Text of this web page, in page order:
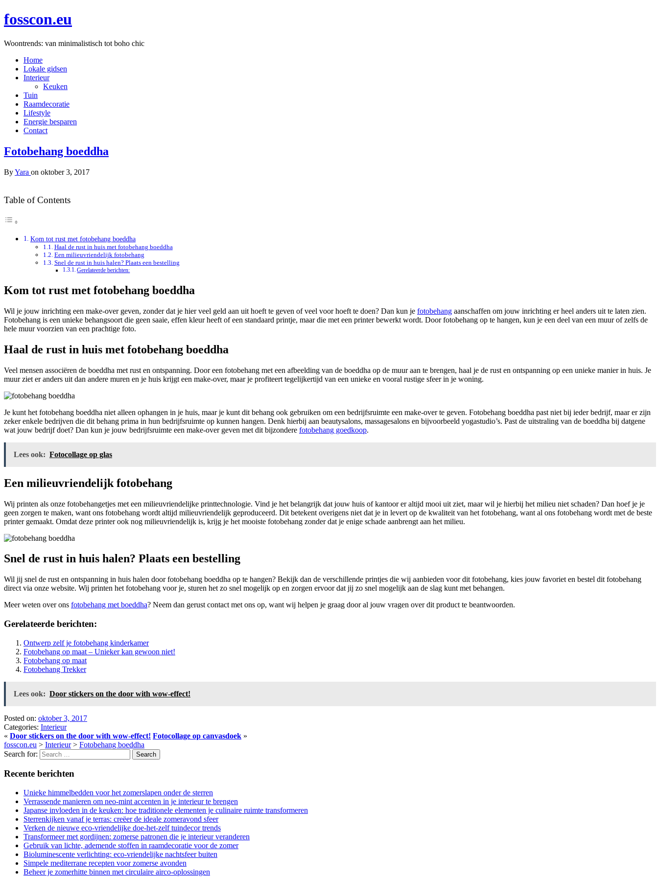
fosscon.eu
Woontrends: van minimalistisch tot boho chic
Home
Lokale gidsen
Interieur
Keuken
Tuin
Raamdecoratie
Lifestyle
Energie besparen
Contact
Fotobehang boeddha
ByYara on oktober 3, 2017
Table of Contents
Kom tot rust met fotobehang boeddha
Haal de rust in huis met fotobehang boeddha
Een milieuvriendelijk fotobehang
Snel de rust in huis halen? Plaats een bestelling
Gerelateerde berichten:
Kom tot rust met fotobehang boeddha
Wil je jouw inrichting een make-over geven, zonder dat je hier veel geld aan uit hoeft te geven of veel voor hoeft te doen? Dan kun je fotobehang aanschaffen om jouw inrichting er heel anders uit te laten zien.
Fotobehang is een unieke behangsoort die geen saaie, effen kleur heeft of een standaard printje, maar die met een printer bewerkt wordt. Door fotobehang op te hangen, kun je een deel van een muur of zelfs de
hele muur voorzien van een prachtige foto.
Haal de rust in huis met fotobehang boeddha
Veel mensen associëren de boeddha met rust en ontspanning. Door een fotobehang met een afbeelding van de boeddha op de muur aan te brengen, haal je de rust en ontspanning op een unieke manier in huis. Je
muur ziet er anders uit dan andere muren en je huis krijgt een make-over, maar je profiteert tegelijkertijd van een unieke en vooral rustige sfeer in je woning.
Je kunt het fotobehang boeddha niet alleen ophangen in je huis, maar je kunt dit behang ook gebruiken om een bedrijfsruimte een make-over te geven. Fotobehang boeddha past niet bij ieder bedrijf, maar er zijn
zeker enkele bedrijven die dit behang prima in hun bedrijfsruimte op kunnen hangen. Denk hierbij aan beautysalons, massagesalons en bijvoorbeeld yogastudio’s. Past de uitstraling van de boeddha bij datgene
wat jouw bedrijf doet? Dan kun je jouw bedrijfsruimte een make-over geven met dit bijzondere fotobehang goedkoop.
Lees ook: Fotocollage op glas
Een milieuvriendelijk fotobehang
Wij printen als onze fotobehangetjes met een milieuvriendelijke printtechnologie. Vind je het belangrijk dat jouw huis of kantoor er altijd mooi uit ziet, maar wil je hierbij het milieu niet schaden? Dan hoef je je
geen zorgen te maken, want ons fotobehang wordt altijd milieuvriendelijk geproduceerd. Dit betekent overigens niet dat je in levert op de kwaliteit van het fotobehang, want al ons fotobehang wordt met de beste
printer gemaakt. Omdat deze printer ook nog milieuvriendelijk is, krijg je het mooiste fotobehang zonder dat je enige schade aanbrengt aan het milieu.
Snel de rust in huis halen? Plaats een bestelling
Wil jij snel de rust en ontspanning in huis halen door fotobehang boeddha op te hangen? Bekijk dan de verschillende printjes die wij aanbieden voor dit fotobehang, kies jouw favoriet en bestel dit fotobehang
direct via onze website. Wij printen het fotobehang voor je, sturen het zo snel mogelijk op en zorgen ervoor dat jij zo snel mogelijk aan de slag kunt met behangen.
Meer weten over ons fotobehang met boeddha? Neem dan gerust contact met ons op, want wij helpen je graag door al jouw vragen over dit product te beantwoorden.
Gerelateerde berichten:
Ontwerp zelf je fotobehang kinderkamer
Fotobehang op maat – Unieker kan gewoon niet!
Fotobehang op maat
Fotobehang Trekker
Lees ook: Door stickers on the door with wow-effect!
Posted on: oktober 3, 2017
Categories: Interieur
« Door stickers on the door with wow-effect! Fotocollage op canvasdoek »
fosscon.eu > Interieur> Fotobehang boeddha
Search for:
Recente berichten
Unieke himmelbedden voor het zomerslapen onder de sterren
Verrassende manieren om neo-mint accenten in je interieur te brengen
Japanse invloeden in de keuken: hoe traditionele elementen je culinaire ruimte transformeren
Sterrenkijken vanaf je terras: creëer de ideale zomeravond sfeer
Verken de nieuwe eco-vriendelijke doe-het-zelf tuindecor trends
Transformeer met gordijnen: zomerse patronen die je interieur veranderen
Gebruik van lichte, ademende stoffen in raamdecoratie voor de zomer
Bioluminescente verlichting: eco-vriendelijke nachtsfeer buiten
Simpele mediterrane recepten voor zomerse avonden
Beheer je zomerhitte binnen met circulaire airco-oplossingen